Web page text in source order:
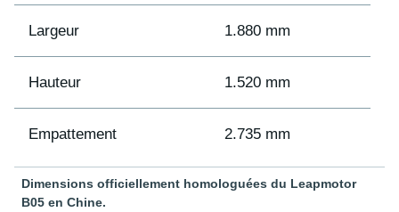
Largeur 1.880 mm
Hauteur 1.520 mm
Empattement 2.735 mm
Dimensions officiellement homologuées du Leapmotor
B05 en Chine.